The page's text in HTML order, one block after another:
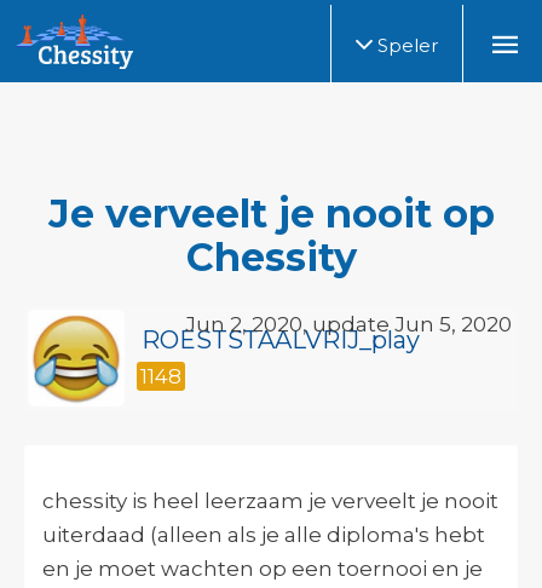
Speler
Je verveelt je nooit op
Chessity
Jun 2, 2020, update Jun 5, 2020
ROESTSTAALVRIJ_play
1148
chessity is heel leerzaam je verveelt je nooit
uiterdaad (alleen als je alle diploma's hebt
en je moet wachten op een toernooi en je